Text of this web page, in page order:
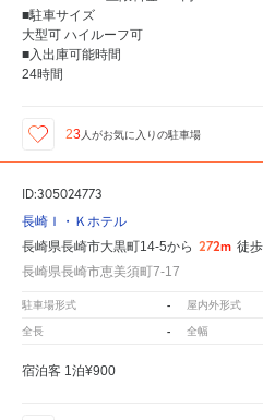
■駐車サイズ
大型可 ハイルーフ可
■入出庫可能時間
24時間
23人がお気に入りの駐車場
ID:305024773
長崎Ｉ・Ｋホテル
長崎県長崎市大黒町14-5から 272m 徒歩
長崎県長崎市恵美須町7-17
駐車場形式 - 屋内外形式
全長 - 全幅
宿泊客 1泊¥900